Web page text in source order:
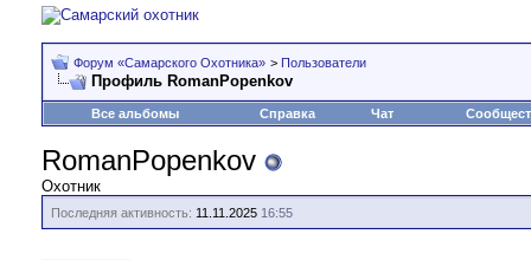
Форум «Самарского Охотника» > Пользователи
Профиль RomanPopenkov
Все альбомы Справка Чат
RomanPopenkov
Охотник
Последняя активность: 11.11.2025 16:55